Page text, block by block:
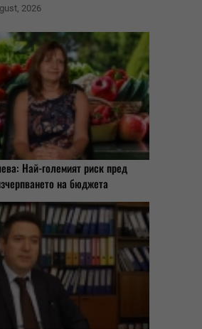
2026
Най-големият риск пред
на бюджета